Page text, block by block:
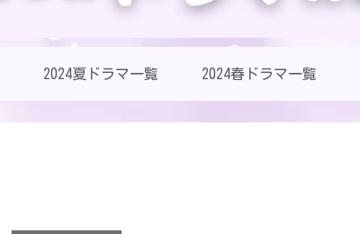
2024夏ドラマ一覧 2024春ドラマ一覧